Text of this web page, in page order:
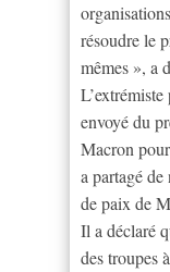
résoudre le
mêmes », a
envoyé du
Macron
a partagé
de paix de
Il a déclaré
des troupes